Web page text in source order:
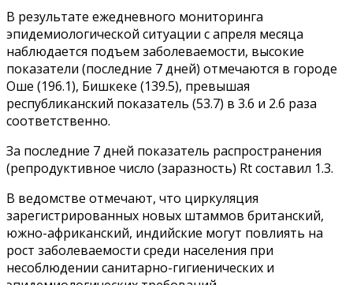
В результате ежедневного мониторинга
эпидемиологической ситуации с апреля месяца
наблюдается подъем заболеваемости, высокие
показатели (последние 7 дней) отмечаются в городе
Оше (196.1), Бишкеке (139.5), превышая
республиканский показатель (53.7) в 3.6 и 2.6 раза
соответственно.
За последние 7 дней показатель распространения
(репродуктивное число (заразность) Rt составил 1.3.
В ведомстве отмечают, что циркуляция
зарегистрированных новых штаммов британский,
южно-африканский, индийские могут повлиять на
рост заболеваемости среди населения при
несоблюдении санитарно-гигиенических и